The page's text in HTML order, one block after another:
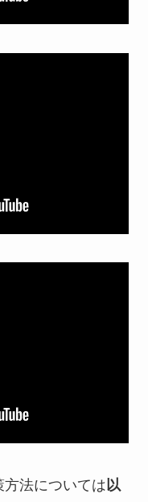
方法については以